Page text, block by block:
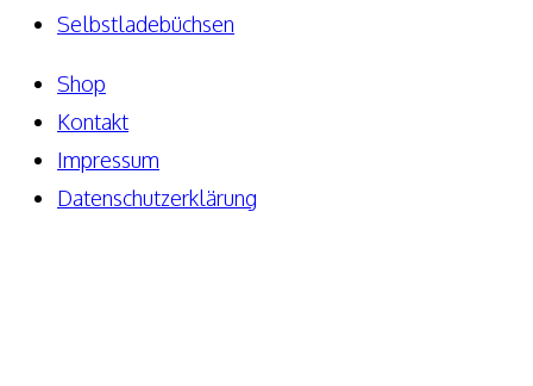
Selbstladebüchsen
Shop
Kontakt
Impressum
Datenschutzerklärung